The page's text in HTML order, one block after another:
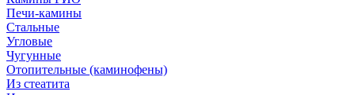
Печи-камины
Стальные
Угловые
Чугунные
Отопительные (каминофены)
Из стеатита